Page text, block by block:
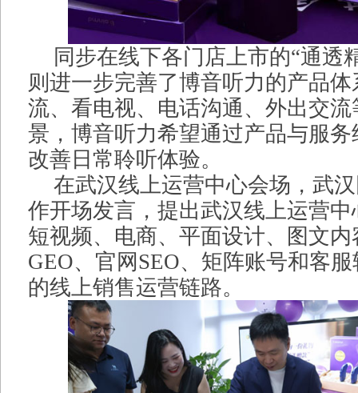
同步在线下各门店上市的“通透
则进一步完善了博音听力的产品
流、看电视、电话沟通、外出交
景，博音听力希望通过产品与服
改善日常聆听体验。
在武汉线上运营中心会场，武
作开场发言，提出武汉线上运营
短视频、电商、平面设计、图文
GEO、官网SEO、矩阵账号和客
的线上销售运营链路。